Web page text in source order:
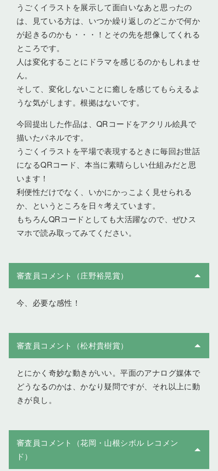
うごくイラストを展示して面白いなあと思ったの
は、見ている方は、いつか繰り返しのどこかで何か
が起きるのかも・・・！とその先を想像してくれる
ところです。
人は変化することにドラマを感じるのかもしれませ
ん。
そして、変化しないことに癒しを感じてもらえるよ
うな気がします。根拠はないです。
今回提出した作品は、QRコードをアクリル絵具で
描いたパネルです。
うごくイラストを平場で表現するときに毎回お世話
になるQRコード、本当に素晴らしい仕組みだと思
います！
利便性だけでなく、いかにかっこよく見せられる
か、というところを日々考えています。
もちろんQRコードとしても大活躍なので、ぜひス
マホで読み取ってみてください。
審査員コメント（庄野裕晃賞）
今、必要な感性！
審査員コメント（松村貴樹賞）
とにかく奇妙な動きがいい。平面のアナログ媒体で
どうなるのかは、かなり疑問ですが、それ以上に動
きが良し。
審査員コメント（花岡・山根シボル レコメン
ド）